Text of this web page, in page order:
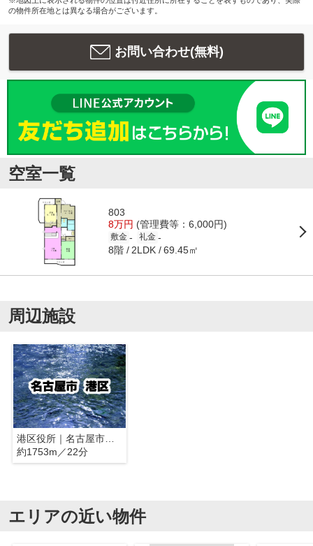
の物件所在地とは異なる場合がございます。
お問い合わせ(無料)
空室一覧
803
8万円 (管理費等：6,000円)
敷金 - 礼金 -
8階 2LDK 69.45㎡
周辺施設
港区役所｜名古屋市港区
約1753m／22分
エリアの近い物件